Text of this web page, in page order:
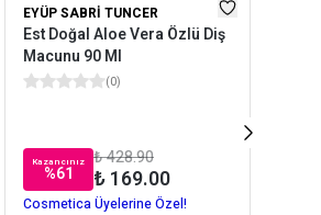
EYÜP SABRI TUNCER
Est Doğal Aloe Vera Özlü Diş
Macunu 90 Ml
(0)
Kazancınız
%61
₺ 428.90
₺ 169.00
Cosmetica Üyelerine Özel!